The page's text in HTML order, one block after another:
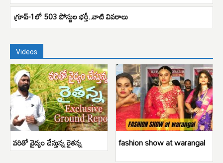
గ్రూప్-1లో 503 పోస్టుల భర్తీ..వాటి వివరాలు
Videos
వరితో వైద్యం చేస్తున్న రైతన్న fashion show at warangal